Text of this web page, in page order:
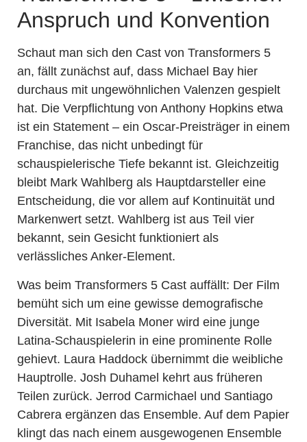
Anspruch und Konvention
Schaut man sich den Cast von Transformers 5
an, fällt zunächst auf, dass Michael Bay hier
durchaus mit ungewöhnlichen Valenzen gespielt
hat. Die Verpflichtung von Anthony Hopkins etwa
ist ein Statement – ein Oscar-Preisträger in einem
Franchise, das nicht unbedingt für
schauspielerische Tiefe bekannt ist. Gleichzeitig
bleibt Mark Wahlberg als Hauptdarsteller eine
Entscheidung, die vor allem auf Kontinuität und
Markenwert setzt. Wahlberg ist aus Teil vier
bekannt, sein Gesicht funktioniert als
verlässliches Anker-Element.
Was beim Transformers 5 Cast auffällt: Der Film
bemüht sich um eine gewisse demografische
Diversität. Mit Isabela Moner wird eine junge
Latina-Schauspielerin in eine prominente Rolle
gehievt. Laura Haddock übernimmt die weibliche
Hauptrolle. Josh Duhamel kehrt aus früheren
Teilen zurück. Jerrod Carmichael und Santiago
Cabrera ergänzen das Ensemble. Auf dem Papier
klingt das nach einem ausgewogenen Ensemble